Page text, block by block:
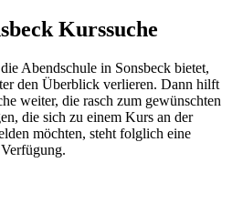
Kurssuche
Abendschule in Sonsbeck bietet,
den Überblick verlieren. Dann hilft
weiter, die rasch zum gewünschten
die sich zu einem Kurs an der
möchten, steht folglich eine